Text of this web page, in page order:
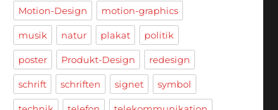
Motion-Design motion-graphics
musik natur plakat politik
poster Produkt-Design redesign
schrift schriften signet symbol